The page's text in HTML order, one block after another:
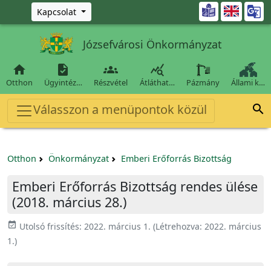
Ugrás a fő tartalomra
Kapcsolat 
Józsefvárosi Önkormányzat

Otthon

Ügyintéz…

Részvétel

Átláthat… Pázmány Állami k…
Válasszon a menüpontok közül 
Otthon Önkormányzat Emberi Erőforrás Bizottság
Emberi Erőforrás Bizottság rendes ülése
(2018. március 28.)
event_available Utolsó frissítés: 2022. március 1. (Létrehozva: 2022. március
1.)